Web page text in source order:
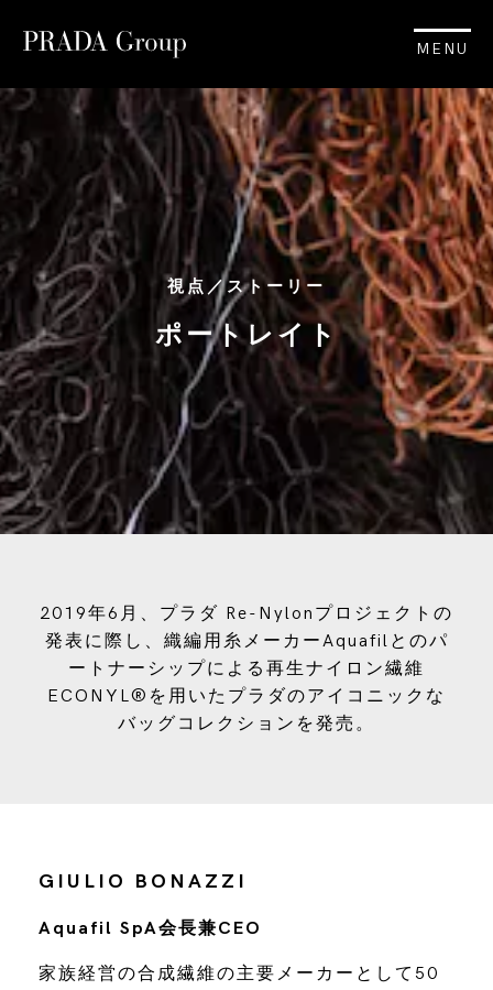
MENU
視点／ストーリー
ポートレイト
2019年6月、プラダ Re-Nylonプロジェクトの
発表に際し、織編用糸メーカーAquafilとのパ
ートナーシップによる再生ナイロン繊維
ECONYL®を用いたプラダのアイコニックな
バッグコレクションを発売。
GIULIO BONAZZI
Aquafil SpA会長兼CEO
家族経営の合成繊維の主要メーカーとして50